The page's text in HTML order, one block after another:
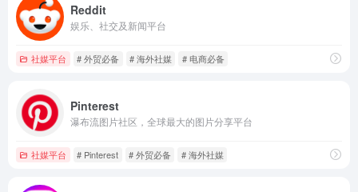
Reddit
娱乐、社交及新闻平台
社媒平台 # 外贸必备 # 海外社媒 # 电商必备
Pinterest
瀑布流图片社区，全球最大的图片分享平台
社媒平台 # Pinterest # 外贸必备 # 海外社媒